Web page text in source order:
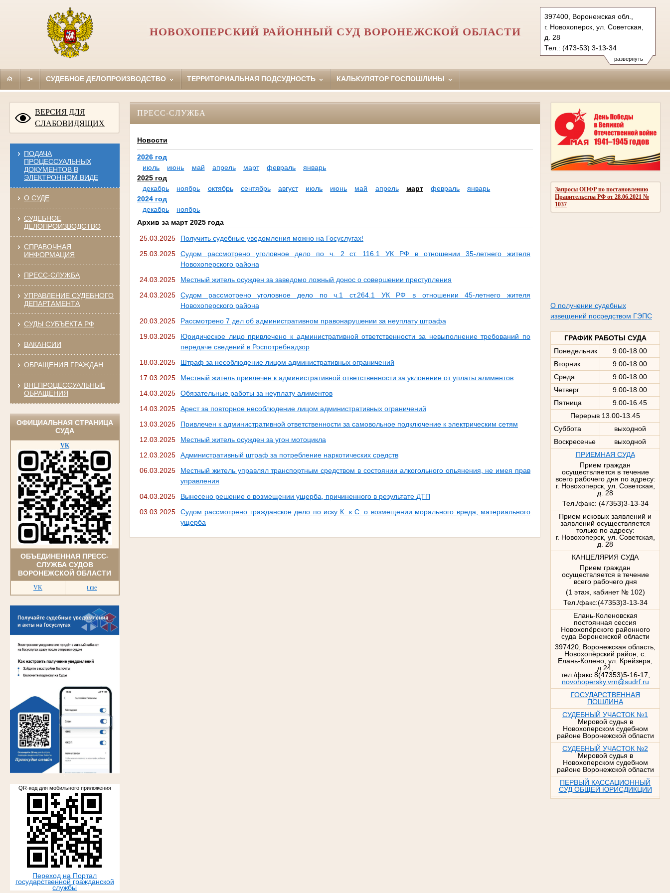
развернуть
397400, Воронежская обл.,
г. Новохоперск, ул. Советская,
д. 28
Тел.: (473-53) 3-13-34
novohopersky.vrn@sudrf.ru
НОВОХОПЕРСКИЙ РАЙОННЫЙ СУД ВОРОНЕЖСКОЙ ОБЛАСТИ
СУДЕБНОЕ ДЕЛОПРОИЗВОДСТВО ТЕРРИТОРИАЛЬНАЯ ПОДСУДНОСТЬ КАЛЬКУЛЯТОР ГОСПОШЛИНЫ
ВЕРСИЯ ДЛЯ
СЛАБОВИДЯЩИХ
ПОДАЧА
ПРОЦЕССУАЛЬНЫХ
ДОКУМЕНТОВ В
ЭЛЕКТРОННОМ ВИДЕ
О СУДЕ
СУДЕБНОЕ
ДЕЛОПРОИЗВОДСТВО
СПРАВОЧНАЯ
ИНФОРМАЦИЯ
ПРЕСС-СЛУЖБА
УПРАВЛЕНИЕ СУДЕБНОГО
ДЕПАРТАМЕНТА
СУДЫ СУБЪЕКТА РФ
ВАКАНСИИ
ОБРАЩЕНИЯ ГРАЖДАН
ВНЕПРОЦЕССУАЛЬНЫЕ
ОБРАЩЕНИЯ
ОФИЦИАЛЬНАЯ СТРАНИЦА
СУДА
VK
ОБЪЕДИНЕННАЯ ПРЕСС-
СЛУЖБА СУДОВ
ВОРОНЕЖСКОЙ ОБЛАСТИ
VK t.me
.
QR-код для мобильного приложения
Переход на Портал
государственной гражданской
службы
Запросы ОПФР по постановлению
Правительства РФ от 28.06.2021 №
1037
О получении судебных
извещений посредством ГЭПС
ГРАФИК РАБОТЫ СУДА
Понедельник
9.00-18.00
Вторник
9.00-18.00
Среда
9.00-18.00
Четверг
9.00-18.00
Пятница
9.00-16.45
Перерыв 13.00-13.45
Суббота
выходной
Воскресенье
выходной
ПРИЕМНАЯ СУДА
Прием граждан
осуществляется в течение
всего рабочего дня по адресу:
г. Новохоперск, ул. Советская,
д. 28
Тел./факс: (47353)3-13-34
Прием исковых заявлений и
заявлений осуществляется
только по адресу:
г. Новохоперск, ул. Советская,
д. 28
КАНЦЕЛЯРИЯ СУДА
Прием граждан
осуществляется в течение
всего рабочего дня
(1 этаж, кабинет № 102)
Тел./факс:(47353)3-13-34
Елань-Коленовская
постоянная сессия
Новохопёрского районного
суда Воронежской области
397420, Воронежская область,
Новохопёрский район, с.
Елань-Колено, ул. Крейзера,
д.24,
тел./факс 8(47353)5-16-17,
novohopersky.vrn@sudrf.ru
ГОСУДАРСТВЕННАЯ
ПОШЛИНА
СУДЕБНЫЙ УЧАСТОК №1
Мировой судья в
Новохоперском судебном
районе Воронежской области
СУДЕБНЫЙ УЧАСТОК №2
Мировой судья в
Новохоперском судебном
районе Воронежской области
ПЕРВЫЙ КАССАЦИОННЫЙ
СУД ОБЩЕЙ ЮРИСДИКЦИИ
ПРЕСС-СЛУЖБА
Новости
2026 год
июль
июнь май апрель март февраль
январь
2025 год
декабрь
ноябрь октябрь сентябрь август июль июнь май апрель март февраль
январь
2024 год
декабрь
ноябрь
Архив за март 2025 года
25.03.2025
Получить судебные уведомления можно на Госуслугах!
25.03.2025
Судом рассмотрено уголовное дело по ч. 2 ст. 116.1 УК РФ в отношении 35-летнего жителя
Новохоперского района
24.03.2025
Местный житель осужден за заведомо ложный донос о совершении преступления
24.03.2025
Судом рассмотрено уголовное дело по ч.1 ст.264.1 УК РФ в отношении 45-летнего жителя
Новохоперского района
20.03.2025
Рассмотрено 7 дел об административном правонарушении за неуплату штрафа
19.03.2025
Юридическое лицо привлечено к административной ответственности за невыполнение требований по
передаче сведений в Роспотребнадзор
18.03.2025
Штраф за несоблюдение лицом административных ограничений
17.03.2025
Местный житель привлечен к административной ответственности за уклонение от уплаты алиментов
14.03.2025
Обязательные работы за неуплату алиментов
14.03.2025
Арест за повторное несоблюдение лицом административных ограничений
13.03.2025
Привлечен к административной ответственности за самовольное подключение к электрическим сетям
12.03.2025
Местный житель осужден за угон мотоцикла
12.03.2025
Административный штраф за потребление наркотических средств
06.03.2025
Местный житель управлял транспортным средством в состоянии алкогольного опьянения, не имея прав
управления
04.03.2025
Вынесено решение о возмещении ущерба, причиненного в результате ДТП
03.03.2025
Судом рассмотрено гражданское дело по иску К. к С. о возмещении морального вреда, материального
ущерба